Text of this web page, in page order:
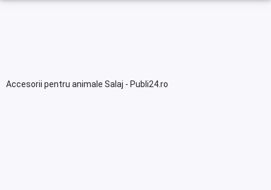
Accesorii pentru animale Salaj - Publi24.ro